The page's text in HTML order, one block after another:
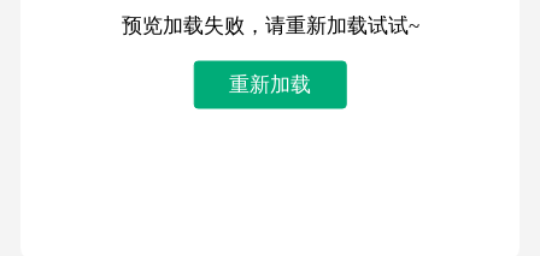
预览加载失败，请重新加载试试~
重新加载